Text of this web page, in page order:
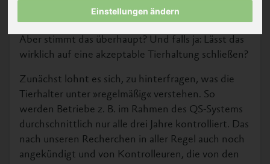
Einstellungen ändernihre Ställe würden
regelmäßig und gründlich kontrolliert werden.
Aber stimmt das überhaupt? Und falls ja: Lässt das
wirklich auf eine akzeptable Tierhaltung schließen?
Zunächst lohnt es sich, zu hinterfragen, was die
Tierhalter unter »regelmäßig« verstehen. So
werden Betriebe z. B. im Rahmen des QS-Systems
durchschnittlich nur alle drei Jahre kontrolliert. Das
nach unseren Recherchen in aller Regel auch noch
angekündigt und von Kontrolleuren, die von den